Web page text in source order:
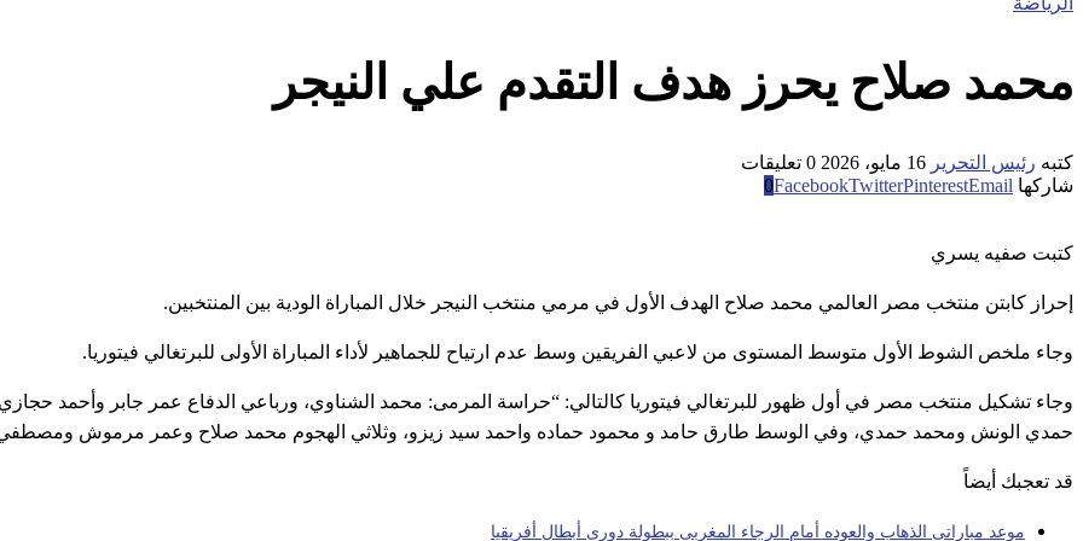
محمد صلاح يحرز هدف التقدم علي النيجر
كتبه رئيس التحرير 16 مايو، 2026
0 تعليقات
شاركها
0FacebookTwitterPinterestEmail
كتبت صفيه يسري
إحراز كابتن منتخب مصر العالمي محمد صلاح الهدف الأول في مرمي منتخب النيجر خلال المباراة الودية بين المنتخبين.
وجاء ملخص الشوط الأول متوسط المستوى من لاعبي الفريقين وسط عدم ارتياح للجماهير لأداء المباراة الأولى للبرتغالي فيتوريا.
وجاء تشكيل منتخب مصر في أول ظهور للبرتغالي فيتوريا كالتالي: “حراسة المرمى: محمد الشناوي، ورباعي الدفاع عمر جابر وأحمد
حمدي الونش ومحمد حمدي، وفي الوسط طارق حامد و محمود حماده واحمد سيد زيزو، وثلاثي الهجوم محمد صلاح وعمر مرموش
قد تعجبك أيضاً
موعد مباراتى الذهاب والعوده أمام الرجاء المغربى ببطولة دورى أبطال أفريقيا